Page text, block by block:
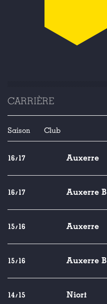
CARRIÈRE
Saison Club
16/17 Auxerre
16/17 Auxerre B
15/16 Auxerre
15/16 Auxerre B
14/15 Niort